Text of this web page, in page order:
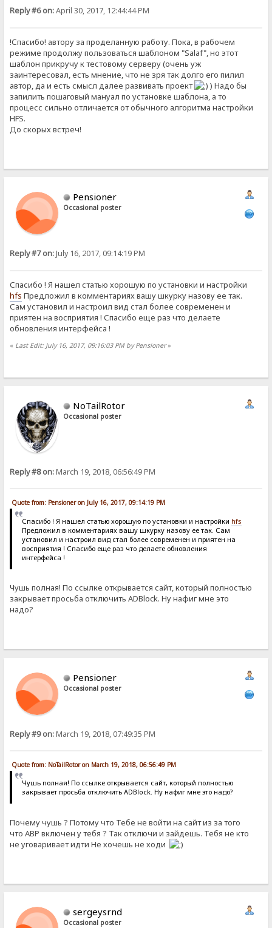
Reply #6 on:April 30, 2017, 12:44:44 PM
!Спасибо! автору за проделанную работу. Пока, в рабочем
режиме продолжу пользоваться шаблоном "Salaf", но этот
шаблон прикручу к тестовому серверу (очень уж
заинтересовал, есть мнение, что не зря так долго его пилил
автор, да и есть смысл далее развивать проект
) Надо бы
запилить пошаговый мануал по установке шаблона, а то
процесс сильно отличается от обычного алгоритма настройки
HFS.
До скорых встреч!
Pensioner
Occasional poster
Reply #7 on:July 16, 2017, 09:14:19 PM
Спасибо ! Я нашел статью хорошую по установки и настройки
hfs Предложил в комментариях вашу шкурку назову ее так.
Сам установил и настроил вид стал более современен и
приятен на восприятия ! Спасибо еще раз что делаете
обновления интерфейса !
« Last Edit: July 16, 2017, 09:16:03 PM by Pensioner»
NoTailRotor
Occasional poster
Reply #8 on:March 19, 2018, 06:56:49 PM
Quote from: Pensioner on July 16, 2017, 09:14:19 PM
Спасибо ! Я нашел статью хорошую по установки и настройки hfs
Предложил в комментариях вашу шкурку назову ее так. Сам
установил и настроил вид стал более современен и приятен на
восприятия ! Спасибо еще раз что делаете обновления
интерфейса !
Чушь полная! По ссылке открывается сайт, который полностью
закрывает просьба отключить ADBlock. Ну нафиг мне это
надо?
Pensioner
Occasional poster
Reply #9 on:March 19, 2018, 07:49:35 PM
Quote from: NoTailRotor on March 19, 2018, 06:56:49 PM
Чушь полная! По ссылке открывается сайт, который полностью
закрывает просьба отключить ADBlock. Ну нафиг мне это надо?
Почему чушь ? Потому что Тебе не войти на сайт из за того
что ABP включен у тебя ? Так отключи и зайдешь. Тебя не кто
не уговаривает идти Не хочешь не ходи
sergeysrnd
Occasional poster